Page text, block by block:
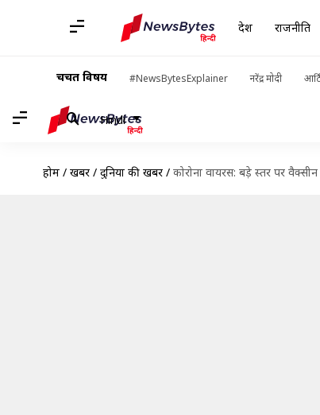
देश राजनीति
चर्चित विषय #NewsBytesExplainer नरेंद्र मोदी
Hindi
होम / खबरें / दुनिया की खबरें / कोरोना वायरस: बड़े स्तर पर